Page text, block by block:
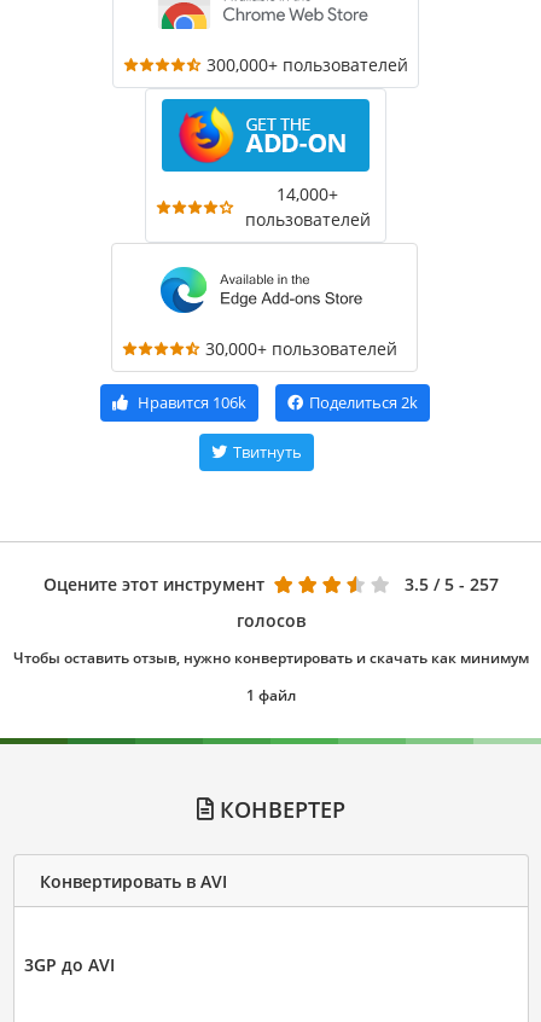
300,000+ пользователей
14,000+
пользователей
30,000+ пользователей
Нравится 106k Поделиться 2k
Твитнуть
Оцените этот инструмент 3.5 / 5 - 257
голосов
Чтобы оставить отзыв, нужно конвертировать и скачать как минимум
1 файл
КОНВЕРТЕР
Конвертировать в AVI
3GP до AVI